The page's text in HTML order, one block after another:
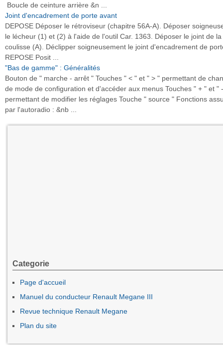
Boucle de ceinture arrière &n ...
Joint d'encadrement de porte avant
DEPOSE Déposer le rétroviseur (chapitre 56A-A). Déposer
le lécheur (1) et (2) à l'aide de l'outil Car. 1363. Déposer le joint de la
coulisse (A). Déclipper soigneusement le joint d'encadrement de
REPOSE Posit ...
"Bas de gamme" : Généralités
Bouton de " marche - arrêt " Touches " < " et " > " permettant de
de mode de configuration et d'accéder aux menus Touches " + " et "
permettant de modifier les réglages Touche " source " Fonctions
par l'autoradio : &nb ...
Categorie
Page d'accueil
Manuel du conducteur Renault Megane III
Revue technique Renault Megane
Plan du site